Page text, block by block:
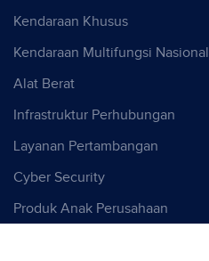
Kendaraan Khusus
Kendaraan Multifungsi Nasional
Alat Berat
Infrastruktur Perhubungan
Layanan Pertambangan
Cyber Security
Produk Anak Perusahaan